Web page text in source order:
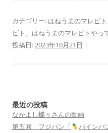
カテゴリー: はねうまのマレビト
ビト 、 はねうまのマレビトやっ
投稿日:2023年10月21日 |
最近の投稿
なかよし蝶々さんの動画
第五回 フジパン「
パインパ